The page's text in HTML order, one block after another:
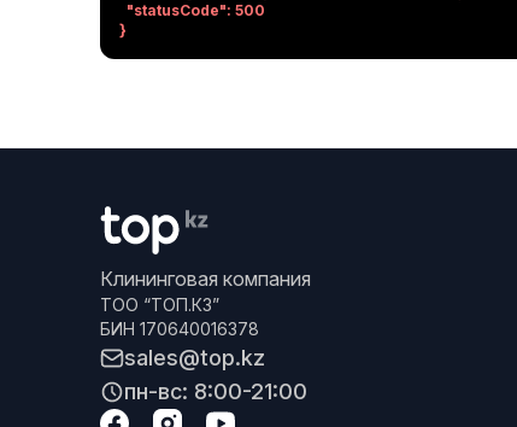
}
Клининговая компания
ТОО “ТОП.КЗ”
БИН 170640016378
sales@top.kz
пн-вс: 8:00-21:00